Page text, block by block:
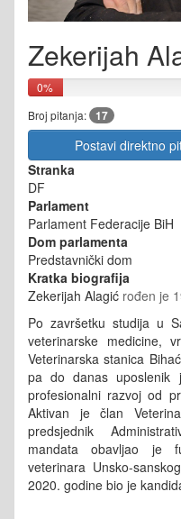
Zekerijah
0%
Broj pitanja: 17
Postavi direktno
Stranka
DF
Parlament
Parlament Federacije BiH
Dom parlamenta
Predstavnički dom
Kratka biografija
Zekerijah Alagić rođen je
Po završetku studija u
veterinarske
Veterinarska stanica
pa do danas uposlenik
profesionalni razvoj od
Aktivan je član
predsjednik
mandata obavljao je
veterinara Unsko-
2020. godine bio je